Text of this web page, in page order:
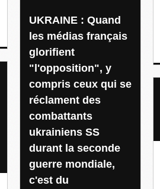
UKRAINE : Quand
les médias français
glorifient
"l'opposition", y
compris ceux qui se
réclament des
combattants
ukrainiens SS
durant la seconde
guerre mondiale,
c'est du